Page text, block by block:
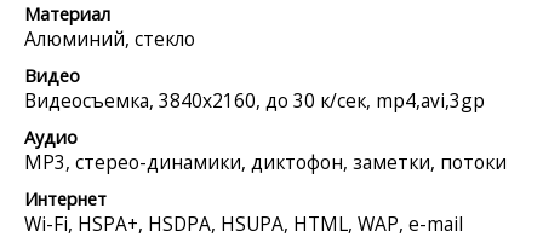
Материал
Алюминий, стекло
Видео
Видеосъемка, 3840x2160, до 30 к/сек, mp4,avi,3gp
Аудио
MP3, стерео-динамики, диктофон, заметки, потоки
Интернет
Wi-Fi, HSPA+, HSDPA, HSUPA, HTML, WAP, e-mail